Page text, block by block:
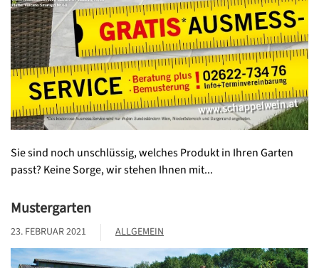
Sie sind noch unschlüssig, welches Produkt in Ihren Garten
passt? Keine Sorge, wir stehen Ihnen mit...
Mustergarten
23. FEBRUAR 2021 ALLGEMEIN